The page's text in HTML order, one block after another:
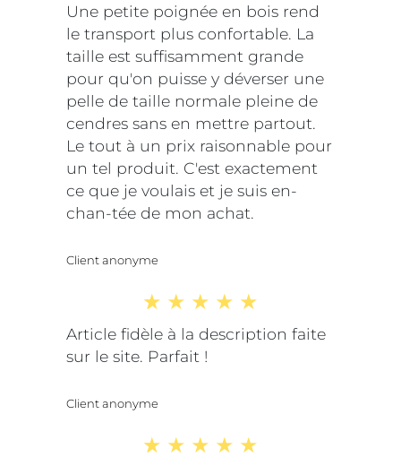
Une petite poignée en bois rend
le transport plus confortable. La
taille est suffisamment grande
pour qu'on puisse y déverser une
pelle de taille normale pleine de
cendres sans en mettre partout.
Le tout à un prix raisonnable pour
un tel produit. C'est exactement
ce que je voulais et je suis en-
chan-tée de mon achat.
Client anonyme
Article fidèle à la description faite
sur le site. Parfait !
Client anonyme